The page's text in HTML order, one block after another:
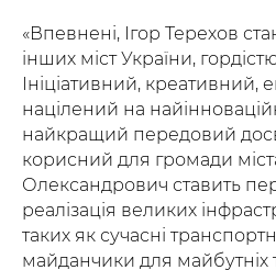
«Впевнені, Ігор Терехов
інших міст України,
Ініціативний, креативний,
націлений на
найкращий передовий
корисний для громади
Олександрович ставить
реалізація великих
таких як сучасні
майданчики для майбутніх